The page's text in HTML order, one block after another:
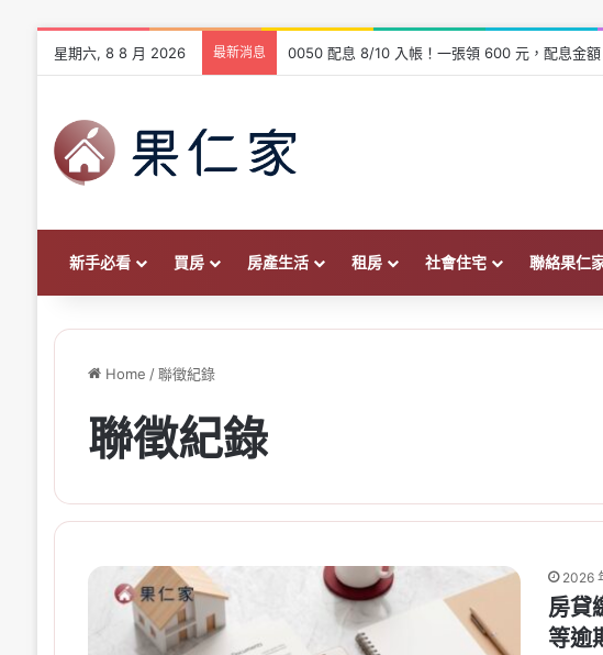
星期六, 8 8 月 2026 最新消息 0050 配息 8/10 入帳！一張領 600 元，配息金
新手必看 買房 房產生活 租房 社會住宅 聯絡果仁
Home / 聯徵紀錄
聯徵紀錄
2026
房貸
等逾